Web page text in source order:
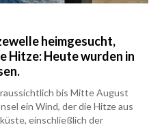
heimgesucht,
Hitze: Heute wurden in
bis Mitte August
ein Wind, der die Hitze aus
einschließlich der